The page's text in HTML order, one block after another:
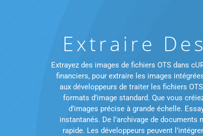
Extraire
Extrayez des images de fichiers OTS dans
financiers, pour extraire les images
aux développeurs de traiter les fichiers
formats d’image standard. Que vous
d’images précise à grande échelle.
instantanés. De l’archivage de
rapide. Les développeurs peuvent